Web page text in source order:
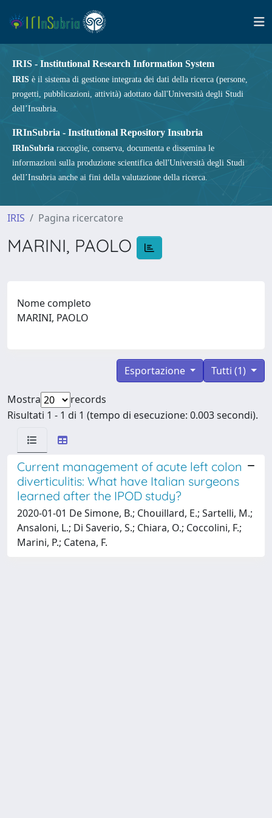
IRIS - Institutional Research Information System
IRIS è il sistema di gestione integrata dei dati della ricerca (persone,
progetti, pubblicazioni, attività) adottato dall'Università degli Studi
dell’Insubria.
IRInSubria - Institutional Repository Insubria
IRInSubria raccoglie, conserva, documenta e dissemina le
informazioni sulla produzione scientifica dell'Università degli Studi
dell’Insubria anche ai fini della valutazione della ricerca.
IRIS Pagina ricercatore
MARINI, PAOLO
Nome completo
MARINI, PAOLO
Tutti (1)
Esportazione
Mostra
records
Risultati 1 - 1 di 1 (tempo di esecuzione: 0.003 secondi).
Current management of acute left colon
diverticulitis: What have Italian surgeons
learned after the IPOD study?
2020-01-01 De Simone, B.; Chouillard, E.; Sartelli, M.;
Ansaloni, L.; Di Saverio, S.; Chiara, O.; Coccolini, F.;
Marini, P.; Catena, F.